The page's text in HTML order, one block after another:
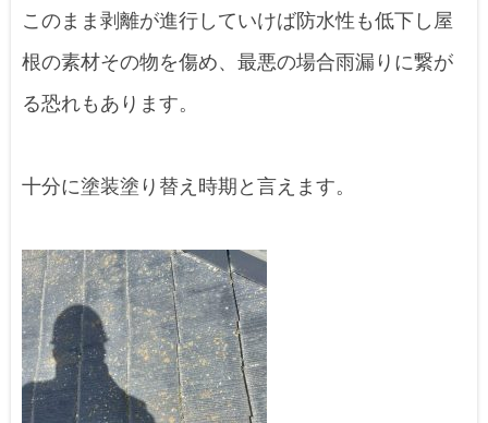
このまま剥離が進行していけば防水性も低下し屋
根の素材その物を傷め、最悪の場合雨漏りに繋が
る恐れもあります。
十分に塗装塗り替え時期と言えます。